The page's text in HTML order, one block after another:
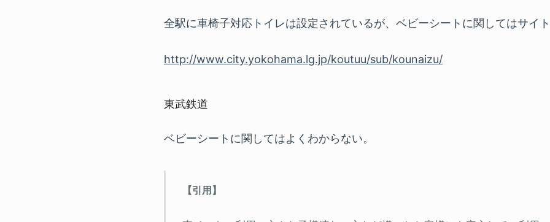
全駅に車椅子対応トイレは設定されているが、ベビーシートに関してはサイ
http://www.city.yokohama.lg.jp/koutuu/sub/kounaizu/
東武鉄道
ベビーシートに関してはよくわからない。